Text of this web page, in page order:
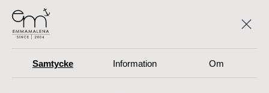
Samtycke Information Om